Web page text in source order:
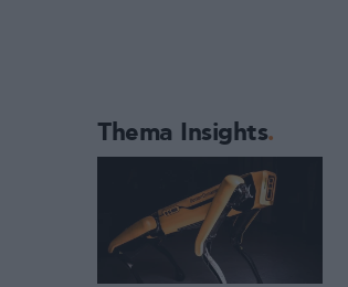
Thema Insights